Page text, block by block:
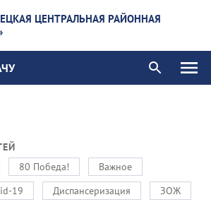
ЦЕНТРАЛЬНАЯ РАЙОННАЯ
80 Победа!
Важное
19
Диспансеризация
ЗОЖ